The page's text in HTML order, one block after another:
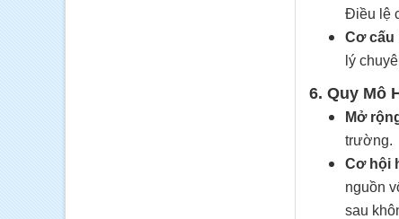
Điều lệ
Cơ cấu
lý
6. Quy Mô
Mở
trường.
Cơ hội
nguồn
sau